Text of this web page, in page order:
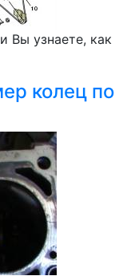
Вы узнаете, как
колец по